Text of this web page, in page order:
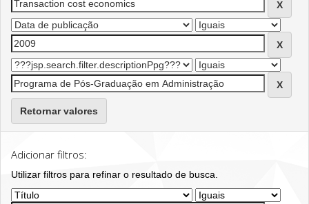
Retornar valores
Adicionar filtros:
Utilizar filtros para refinar o resultado de busca.